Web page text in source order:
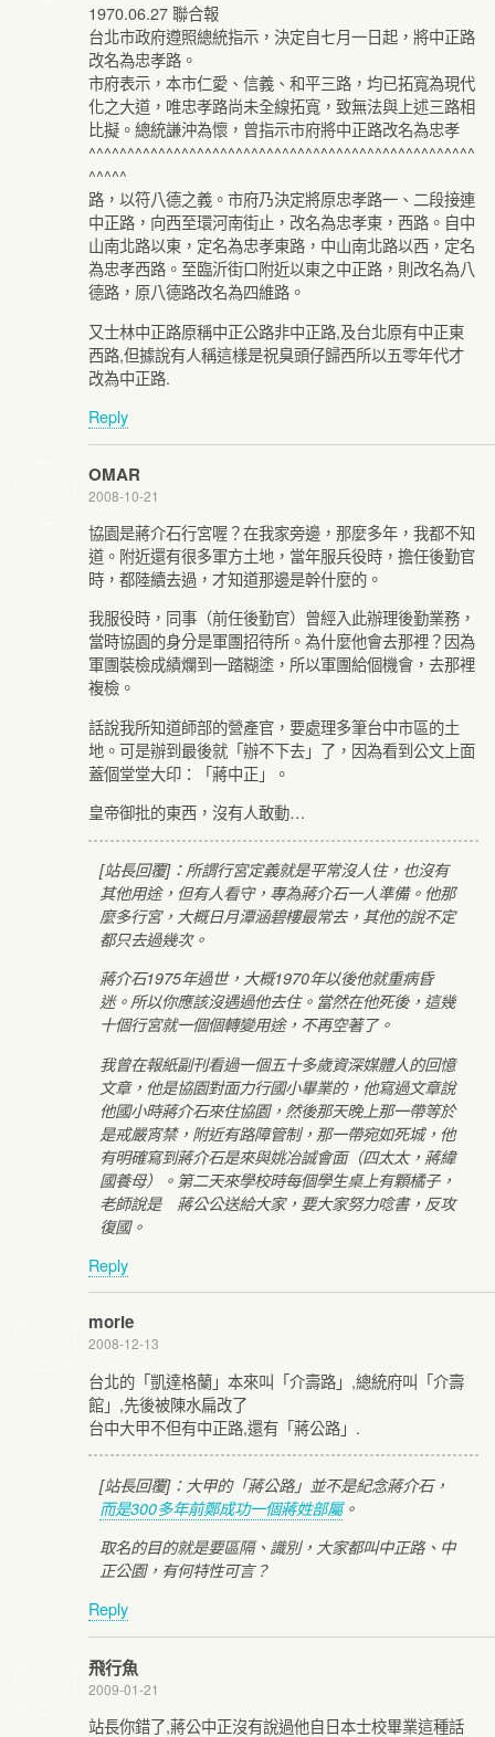
1970.06.27 聯合報
台北市政府遵照總統指示，決定自七月一日起，將中正路
改名為忠孝路。
市府表示，本市仁愛、信義、和平三路，均已拓寬為現代
化之大道，唯忠孝路尚未全線拓寬，致無法與上述三路相
比擬。總統謙沖為懷，曾指示市府將中正路改名為忠孝
^^^^^^^^^^^^^^^^^^^^^^^^^^^^^^^^^^^^^^^^^^^^^^^^^^
^^^^^
路，以符八德之義。市府乃決定將原忠孝路一、二段接連
中正路，向西至環河南街止，改名為忠孝東，西路。自中
山南北路以東，定名為忠孝東路，中山南北路以西，定名
為忠孝西路。至臨沂街口附近以東之中正路，則改名為八
德路，原八德路改名為四維路。
又士林中正路原稱中正公路非中正路,及台北原有中正東
西路,但據說有人稱這樣是祝臭頭仔歸西所以五零年代才
改為中正路.
Reply
OMAR
2008-10-21
協園是蔣介石行宮喔？在我家旁邊，那麼多年，我都不知
道。附近還有很多軍方土地，當年服兵役時，擔任後勤官
時，都陸續去過，才知道那邊是幹什麼的。
我服役時，同事（前任後勤官）曾經入此辦理後勤業務，
當時協園的身分是軍團招待所。為什麼他會去那裡？因為
軍團裝檢成績爛到一踏糊塗，所以軍團給個機會，去那裡
複檢。
話說我所知道師部的營產官，要處理多筆台中市區的土
地。可是辦到最後就「辦不下去」了，因為看到公文上面
蓋個堂堂大印：「蔣中正」。
皇帝御批的東西，沒有人敢動…
[站長回覆]：所謂行宮定義就是平常沒人住，也沒有
其他用途，但有人看守，專為蔣介石一人準備。他那
麼多行宮，大概日月潭涵碧樓最常去，其他的說不定
都只去過幾次。
蔣介石1975年過世，大概1970年以後他就重病昏
迷。所以你應該沒遇過他去住。當然在他死後，這幾
十個行宮就一個個轉變用途，不再空著了。
我曾在報紙副刊看過一個五十多歲資深媒體人的回憶
文章，他是協園對面力行國小畢業的，他寫過文章說
他國小時蔣介石來住協園，然後那天晚上那一帶等於
是戒嚴宵禁，附近有路障管制，那一帶宛如死城，他
有明確寫到蔣介石是來與姚冶誠會面（四太太，蔣緯
國養母）。第二天來學校時每個學生桌上有顆橘子，
老師說是 蔣公公送給大家，要大家努力唸書，反攻
復國。
Reply
morie
2008-12-13
台北的「凱達格蘭」本來叫「介壽路」,總統府叫「介壽
館」,先後被陳水扁改了
台中大甲不但有中正路,還有「蔣公路」.
[站長回覆]：大甲的「蔣公路」並不是紀念蔣介石，
而是300多年前鄭成功一個蔣姓部屬。
取名的目的就是要區隔、識別，大家都叫中正路、中
正公園，有何特性可言？
Reply
飛行魚
2009-01-21
站長你錯了,蔣公中正沒有說過他自日本士校畢業這種話